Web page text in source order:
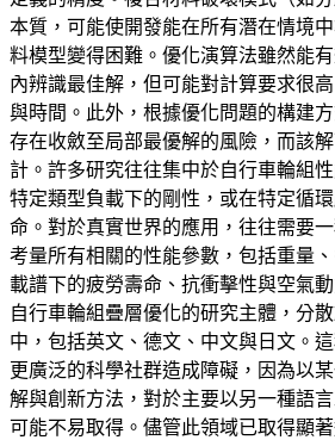
本質，可能使開發能在所有潛在情境
料模型變得困難。優化演算法雖然能
內辨識最佳解，但可能對計算要求很
與時間。此外，根據優化問題的構建
存在收斂至局部最優解的風險，而該
計。許多研究往往集中於自行車輪組
特定類型負載下的剛性，或在特定循
命。對於真實世界的應用，往往需要
考量所有相關的性能參數，包括重量
載譜下的疲勞壽命、抗衝擊性與空氣
自行車輪組疊層優化的研究主體，分
中，包括英文、德文、中文與日文。
更廣泛的科學社群造成障礙，因為以
解與創新方法，對於主要以另一種語
可能不易取得。儘管此領域已取得顯